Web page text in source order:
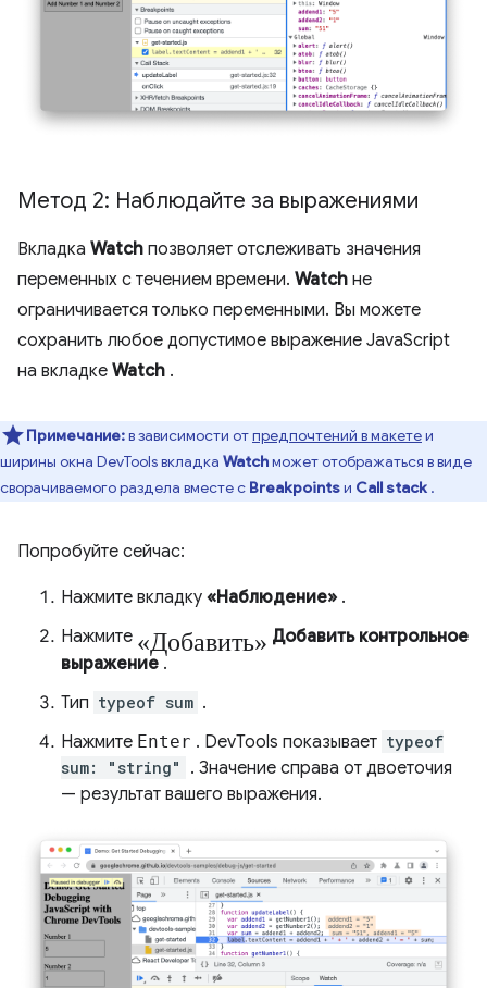
Метод 2: Наблюдайте за выражениями
Вкладка Watch позволяет отслеживать значения
переменных с течением времени. Watch не
ограничивается только переменными. Вы можете
сохранить любое допустимое выражение JavaScript
на вкладке Watch .
Примечание:в зависимости отпредпочтений в макетеи
ширины окна DevTools вкладка Watchможет отображаться в виде
сворачиваемого раздела вместе с Breakpointsи Call stack .
Попробуйте сейчас:
Нажмите вкладку «Наблюдение» .
Нажмите «Добавить» Добавить контрольное
выражение .
Тип typeof sum .
Нажмите Enter . DevTools показывает typeof
sum: "string"
. Значение справа от двоеточия
— результат вашего выражения.